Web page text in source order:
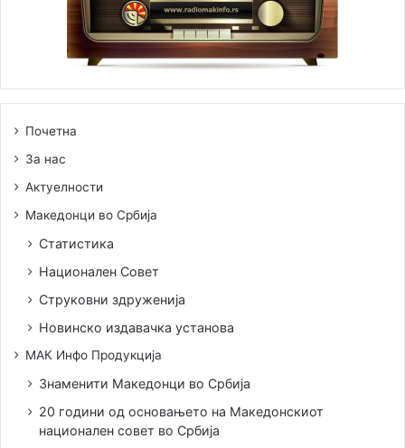
Почетна
За нас
Актуелности
Македонци во Србија
Статистика
Национален Совет
Струковни здруженија
Новинско издавачка установа
МАК Инфо Продукција
Знаменити Македонци во Србија
20 години од основањето на Македонскиот
национален совет во Србија